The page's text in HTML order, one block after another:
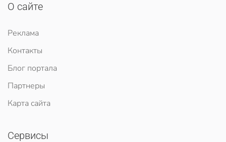
О сайте
Реклама
Контакты
Блог портала
Партнеры
Карта сайта
Сервисы